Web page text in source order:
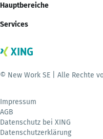
Hauptbereiche
Services
© New Work SE | Alle Rechte
Impressum
AGB
Datenschutz bei XING
Datenschutzerklärung